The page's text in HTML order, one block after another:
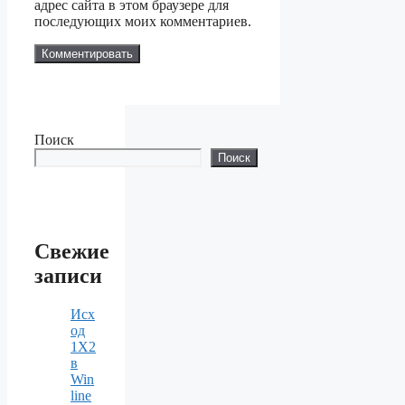
адрес сайта в этом браузере для
последующих моих комментариев.
Поиск
Поиск
Свежие
записи
Исх
од
1X2
в
Win
line